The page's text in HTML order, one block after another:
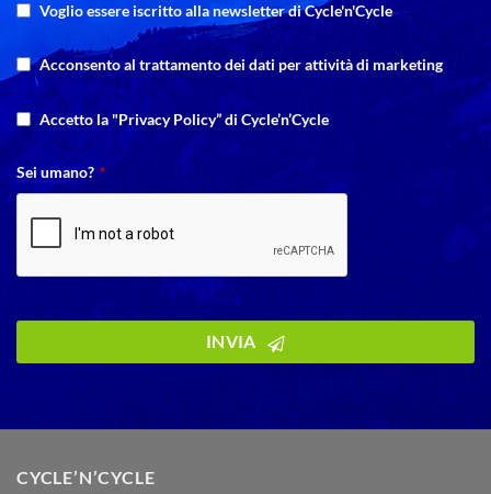
Voglio essere iscritto alla newsletter di Cycle'n'Cycle
Acconsento al trattamento dei dati per attività di marketing
Accetto la "Privacy Policy” di Cycle’n’Cycle
Sei umano? *
INVIA
CYCLE’N’CYCLE